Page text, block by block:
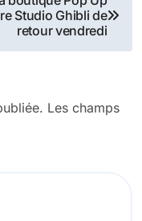
Studio Ghibli de
retour vendredi
Les champs